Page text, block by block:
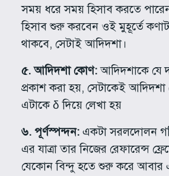
সময় ধরে সময় হিসাব করতে
হিসাব শুরু করবেন ওই মুহূর্তে
থাকবে, সেটাই আদিদশা।
৫. আদিদশা কোণ:আদিদশাকে যে
প্রকাশ করা হয়, সেটাকেই
এটাকে δ দিয়ে লেখা হয়
৬. পূর্ণস্পন্দন: একটা সরলদোলন
এর যাত্রা তার নিজের রেফারেন্স
যেকোন বিন্দু হতে শুরু করে